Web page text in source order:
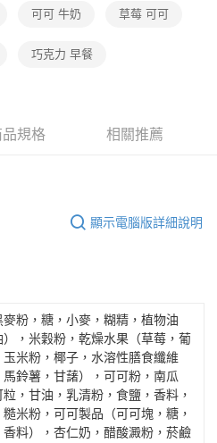
可可 牛奶 草莓 可可
巧克力 早餐
品規格 相關推薦
顯示電腦版詳細說明
麥粉，糖，小麥，糊精，植物油
），米穀粉，乾燥水果（草莓，葡
玉米粉，椰子，水溶性膳食纖維
馬鈴薯，甘藷），可可粉，南瓜
，甘油，乳清粉，食鹽，香料，
米粉，可可製品（可可塊，糖，
香料），杏仁奶，醋酸澱粉，菸鹼